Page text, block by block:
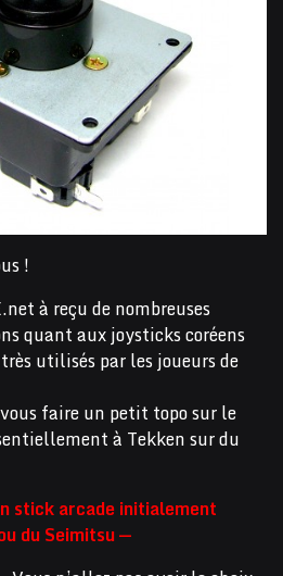
!
à reçu de nombreuses
quant aux joysticks coréens
utilisés par les joueurs de
faire un petit topo sur le
à Tekken sur du
stick arcade initialement
du Seimitsu —